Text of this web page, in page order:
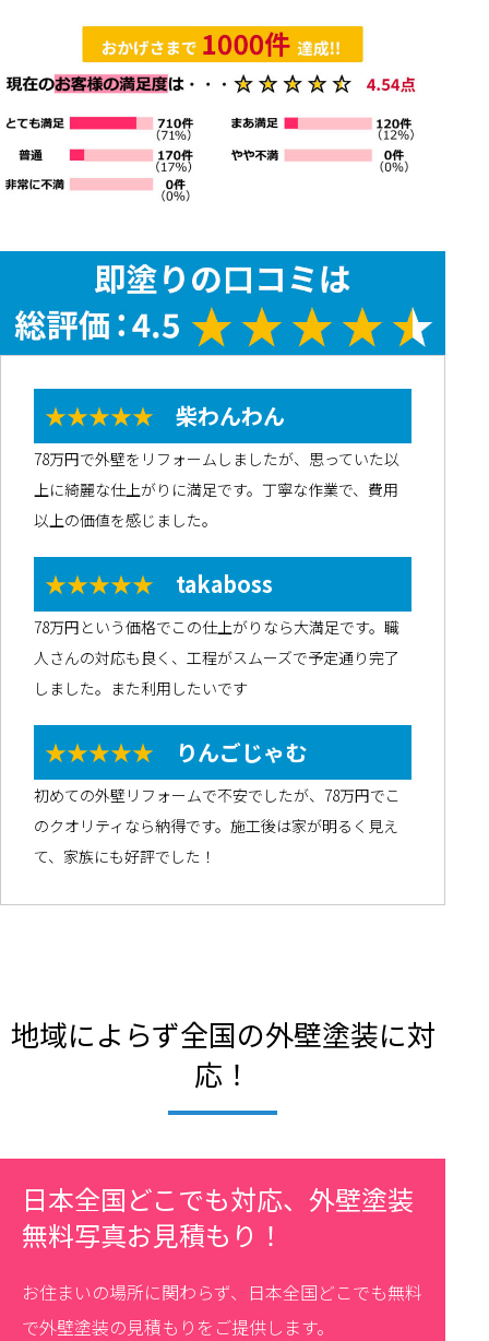
★★★★★ 柴わんわん
78万円で外壁をリフォームしましたが、思っていた以
上に綺麗な仕上がりに満足です。丁寧な作業で、費用
以上の価値を感じました。
★★★★★ takaboss
78万円という価格でこの仕上がりなら大満足です。職
人さんの対応も良く、工程がスムーズで予定通り完了
しました。また利用したいです
★★★★★ りんごじゃむ
初めての外壁リフォームで不安でしたが、78万円でこ
のクオリティなら納得です。施工後は家が明るく見え
て、家族にも好評でした！
地域によらず全国の外壁塗装に対
応！
日本全国どこでも対応、外壁塗装
無料写真お見積もり！
お住まいの場所に関わらず、日本全国どこでも無料
で外壁塗装の見積もりをご提供します。